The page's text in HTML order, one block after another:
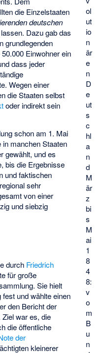
ol
ut
io
n
är
e
n
D
e
ut
s
c
hl
a
n
d
M
är
z
bi
s
M
ai
1
8
4
8:
v
o
m
B
u
n
die Einzelstaaten
deutschen
Dazu gab das
grundlegenden
Einwohner ein
dass jeder
Wegen einer
die Staaten selbst
oder indirekt sein
schon am 1. Mai
manchen Staaten
gewählt, und es
bis die Ergebnisse
und faktischen
sehr
von einer
und siebzig
durch Friedrich
für große
Sie hielt
und wählte einen
den Bericht der
war es, die
die öffentliche
der
kleinerer